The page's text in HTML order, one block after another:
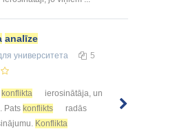
analīze
университета 5
konflikta
ierosinātāja, un
Pats konflikts
radās
Konflikta